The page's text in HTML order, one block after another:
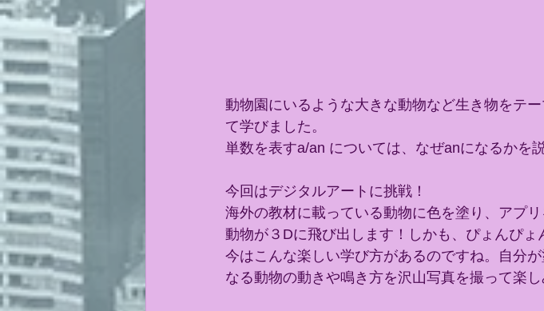
動物園にいるような大きな動物など生き物をテ
て学びました。
単数を表すa/an については、なぜanになるかを
今回はデジタルアートに挑戦！
海外の教材に載っている動物に色を塗り、アプ
動物が３Dに飛び出します！しかも、ぴょんぴょ
今はこんな楽しい学び方があるのですね。自分
なる動物の動きや鳴き方を沢山写真を撮って楽し